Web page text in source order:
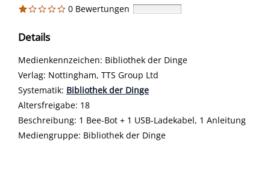
0 Bewertungen
Details
Suche nach diesem Verfasser
Medienkennzeichen: Bibliothek der Dinge
Verlag: Nottingham, TTS Group Ltd
opens in new tab
Diesen Link in neuem Tab öffnen
Systematik: Suche nach dieser Systematik
Bibliothek der Dinge
Suche nach diesem Interessenskreis
Altersfreigabe: 18
Beschreibung: 1 Bee-Bot + 1 USB-Ladekabel, 1 Anleitung
Suche nach dieser Beteiligten Person
Mediengruppe: Bibliothek der Dinge